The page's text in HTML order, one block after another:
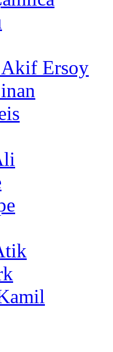
Ersoy